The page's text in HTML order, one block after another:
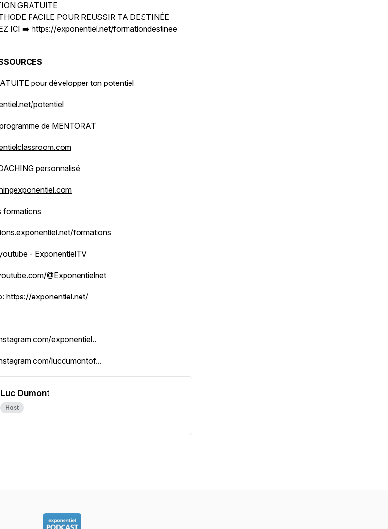
GRATUITE
FACILE POUR REUSSIR TA DESTINÉE
➡️ https://exponentiel.net/formationdestinee
pour développer ton potentiel
potentiel
de MENTORAT
personnalisé
formations
formations
- ExponentielTV
@Exponentielnet
https://exponentiel.net/
exponentiel...
lucdumontof...
Luc Dumont
Host